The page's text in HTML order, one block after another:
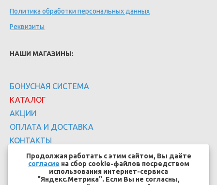
Политика обработки персональных данных
Реквизиты
НАШИ МАГАЗИНЫ:
БОНУСНАЯ СИСТЕМА
КАТАЛОГ
АКЦИИ
ОПЛАТА И ДОСТАВКА
КОНТАКТЫ
Продолжая работать с этим сайтом, Вы даёте
согласие на сбор cookie-файлов посредством
использования интернет-сервиса
"Яндекс.Метрика". Если Вы не согласны,